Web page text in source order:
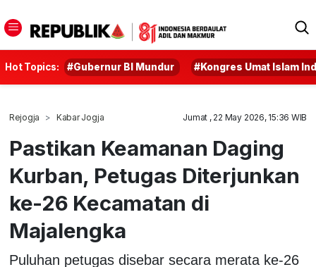
Hot Topics: #Gubernur BI Mundur #Kongres Umat Islam
Rejogja Kabar Jogja Jumat , 22 May 2026, 15:36 WIB
Pastikan Keamanan Daging
Kurban, Petugas Diterjunkan
ke-26 Kecamatan di
Majalengka
Puluhan petugas disebar secara merata ke-26